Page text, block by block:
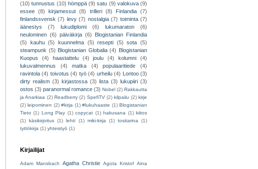
(10) tunnustus (10) hömppä (9) satu (9) valokuva (9)
essee (8) kirjamessut (8) trilleri (8) Finlandia (7)
finlandssvensk (7) levy (7) nostalgia (7) toiminta (7)
äänestys
(7) lukudiplomi (6) lukumaraton
(6)
neulominen (6) päiväkirja (6)
Blogistanian Finlandia
(5)
kauhu (5) kuunnelma (5) resepti (5) sota (5)
steampunk (5) Blogistanian Globalia (4)
Blogistanian
Kuopus
(4) haastattelu (4) joulu (4) kolumni
(4)
lukuvalmennus
(4) matka (4) populaaritiede
(4)
ravintola (4) toivotus (4) työ (4) urheilu (4) Lontoo (3)
dirty realism (3) kirjastossa (3) lista (3) lukupiiri (3)
ostos (3) paranormal romance (3) Nobel (2) Rakkautta
ja Anarkiaa (2) Readberry (2) SpefiTV (2) kilpailu (2) kirje
(2) leipominen (2) #kirja (1) #lukuhaaste (1) Blogistanian
Tieto (1) Long Play (1) copycat (1) hakusana (1) kiitos
(1) käsikirjoitus (1) lehti (1) miki-kirja (1) tositarina (1)
tyttökirja (1) yhteistyö (1)
Kirjailijat
Adam Mansbach Agatha Christie Agota Kristof Aina